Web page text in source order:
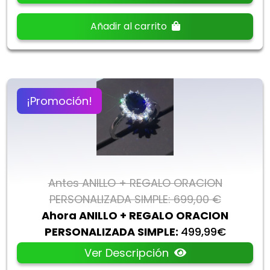
Añadir al carrito
¡Promoción!
Antes ANILLO + REGALO ORACION
PERSONALIZADA SIMPLE: 699,00 €
Ahora ANILLO + REGALO ORACION
PERSONALIZADA SIMPLE: 499,99€
Ver Descripción